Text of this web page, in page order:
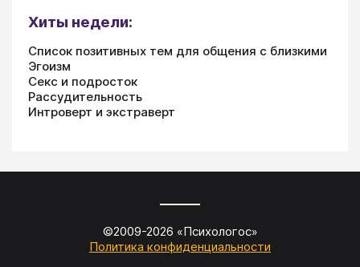
Хиты недели:
Список позитивных тем для общения с близкими
Эгоизм
Секс и подросток
Рассудительность
Интроверт и экстраверт
©2009-2026 «Психологос»
Политика конфиденциальности